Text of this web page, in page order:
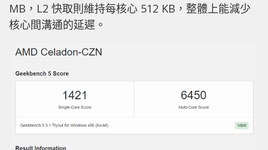
MB，L2 快取則維持每核心 512 KB，整體上能減少
核心間溝通的延遲。